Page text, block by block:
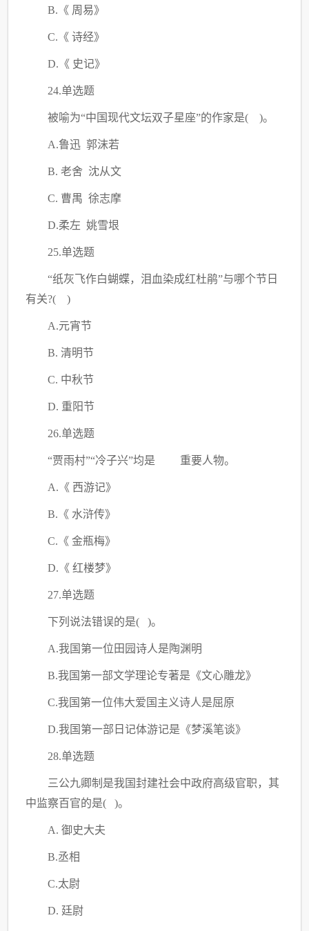
B.《 周易》
C.《 诗经》
D.《 史记》
24.单选题
被喻为“中国现代文坛双子星座”的作家是( )。
A.鲁迅 郭沫若
B. 老舍 沈从文
C. 曹禺 徐志摩
D.柔左 姚雪垠
25.单选题
“纸灰飞作白蝴蝶，泪血染成红杜鹃”与哪个节日
有关?( )
A.元宵节
B. 清明节
C. 中秋节
D. 重阳节
26.单选题
“贾雨村”“冷子兴”均是 重要人物。
A.《 西游记》
B.《 水浒传》
C.《 金瓶梅》
D.《 红楼梦》
27.单选题
下列说法错误的是( )。
A.我国第一位田园诗人是陶渊明
B.我国第一部文学理论专著是《文心雕龙》
C.我国第一位伟大爱国主义诗人是屈原
D.我国第一部日记体游记是《梦溪笔谈》
28.单选题
三公九卿制是我国封建社会中政府高级官职，其
中监察百官的是( )。
A. 御史大夫
B.丞相
C.太尉
D. 廷尉